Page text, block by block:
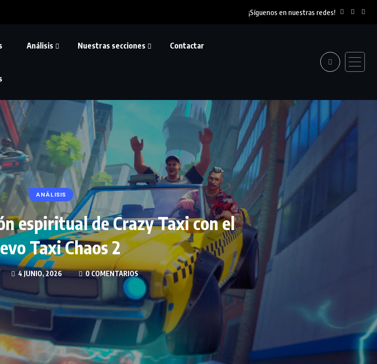
¡Síguenos en nuestras redes!
Análisis Nuestras secciones Contactar
ANÁLISIS
espiritual de Crazy Taxi con el
Taxi Chaos 2
4 JUNIO, 2026 0 COMENTARIOS